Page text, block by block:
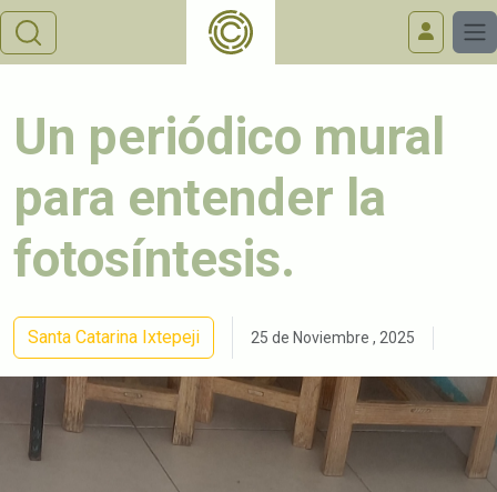
Un periódico mural
para entender la
fotosíntesis.
Santa Catarina Ixtepeji 25 de Noviembre , 2025